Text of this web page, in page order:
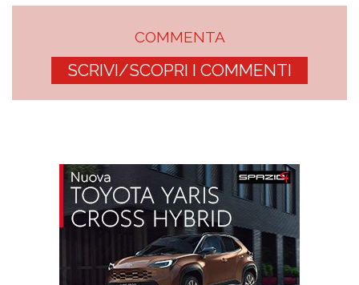
COMMENTA
SCRIVI/SCOPRI I COMMENTI